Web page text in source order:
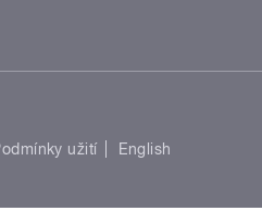
užití
English